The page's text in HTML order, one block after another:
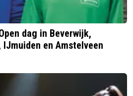
dag in Beverwijk,
en Amstelveen